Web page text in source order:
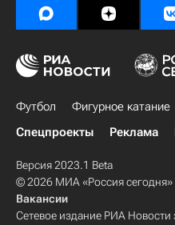
Футбол Фигурное катание
Спецпроекты
Реклама
Версия 2023.1 Beta
© 2026 МИА «Россия сегодня»
Вакансии
Сетевое издание РИА Новости